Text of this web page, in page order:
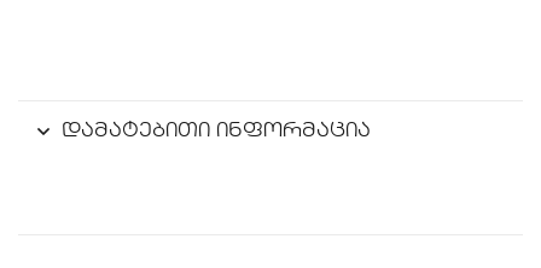
დამატებითი ინფორმაცია